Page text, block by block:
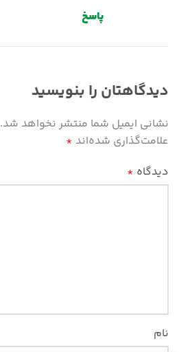
پاسخ
دیدگاهتان را بنویسید
نشانی ایمیل شما منتشر نخواهد شد.
علامت‌گذاری شده‌اند *
دیدگاه *
نام